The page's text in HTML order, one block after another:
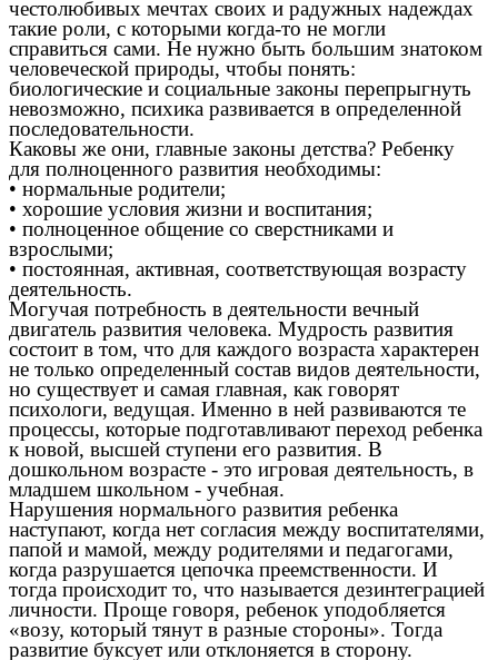
честолюбивых мечтах своих и радужных надеждах
такие роли, с которыми когда-то не могли
справиться сами. Не нужно быть большим знатоком
человеческой природы, чтобы понять:
биологические и социальные законы перепрыгнуть
невозможно, психика развивается в определенной
последовательности.
Каковы же они, главные законы детства? Ребенку
для полноценного развития необходимы:
• нормальные родители;
• хорошие условия жизни и воспитания;
• полноценное общение со сверстниками и
взрослыми;
• постоянная, активная, соответствующая возрасту
деятельность.
Могучая потребность в деятельности вечный
двигатель развития человека. Мудрость развития
состоит в том, что для каждого возраста характерен
не только определенный состав видов деятельности,
но существует и самая главная, как говорят
психологи, ведущая. Именно в ней развиваются те
процессы, которые подготавливают переход ребенка
к новой, высшей ступени его развития. В
дошкольном возрасте - это игровая деятельность, в
младшем школьном - учебная.
Нарушения нормального развития ребенка
наступают, когда нет согласия между воспитателями,
папой и мамой, между родителями и педагогами,
когда разрушается цепочка преемственности. И
тогда происходит то, что называется дезинтеграцией
личности. Проще говоря, ребенок уподобляется
«возу, который тянут в разные стороны». Тогда
развитие буксует или отклоняется в сторону.